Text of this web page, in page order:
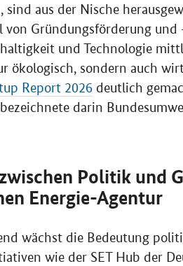
sind aus der Nische
von Gründungsförderung
und Technologie
ökologisch, sondern auch
Report 2026 deutlich
darin
Politik und
Energie-Agentur
wächst die Bedeutung
wie der SET Hub der